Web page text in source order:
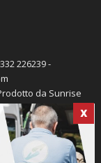
X
226239 -
da Sunrise
-Cookie policy